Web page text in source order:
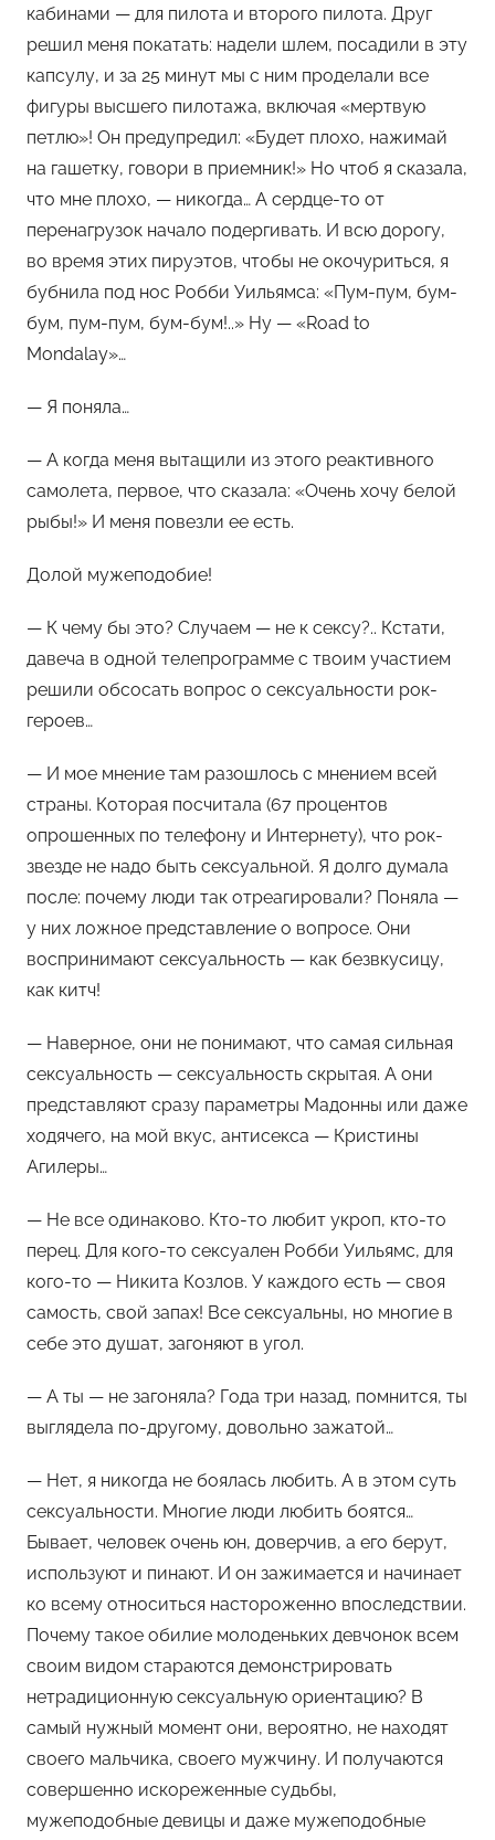
кабинами — для пилота и второго пилота. Друг
решил меня покатать: надели шлем, посадили в эту
капсулу, и за 25 минут мы с ним проделали все
фигуры высшего пилотажа, включая «мертвую
петлю»! Он предупредил: «Будет плохо, нажимай
на гашетку, говори в приемник!» Но чтоб я сказала,
что мне плохо, — никогда… А сердце-то от
перенагрузок начало подергивать. И всю дорогу,
во время этих пируэтов, чтобы не окочуриться, я
бубнила под нос Робби Уильямса: «Пум-пум, бум-
бум, пум-пум, бум-бум!..» Ну — «Road to
Mondalay»…
— Я поняла…
— А когда меня вытащили из этого реактивного
самолета, первое, что сказала: «Очень хочу белой
рыбы!» И меня повезли ее есть.
Долой мужеподобие!
— К чему бы это? Случаем — не к сексу?.. Кстати,
давеча в одной телепрограмме с твоим участием
решили обсосать вопрос о сексуальности рок-
героев…
— И мое мнение там разошлось с мнением всей
страны. Которая посчитала (67 процентов
опрошенных по телефону и Интернету), что рок-
звезде не надо быть сексуальной. Я долго думала
после: почему люди так отреагировали? Поняла —
у них ложное представление о вопросе. Они
воспринимают сексуальность — как безвкусицу,
как китч!
— Наверное, они не понимают, что самая сильная
сексуальность — сексуальность скрытая. А они
представляют сразу параметры Мадонны или даже
ходячего, на мой вкус, антисекса — Кристины
Агилеры…
— Не все одинаково. Кто-то любит укроп, кто-то
перец. Для кого-то сексуален Робби Уильямс, для
кого-то — Никита Козлов. У каждого есть — своя
самость, свой запах! Все сексуальны, но многие в
себе это душат, загоняют в угол.
— А ты — не загоняла? Года три назад, помнится, ты
выглядела по-другому, довольно зажатой…
— Нет, я никогда не боялась любить. А в этом суть
сексуальности. Многие люди любить боятся…
Бывает, человек очень юн, доверчив, а его берут,
используют и пинают. И он зажимается и начинает
ко всему относиться настороженно впоследствии.
Почему такое обилие молоденьких девчонок всем
своим видом стараются демонстрировать
нетрадиционную сексуальную ориентацию? В
самый нужный момент они, вероятно, не находят
своего мальчика, своего мужчину. И получаются
совершенно искореженные судьбы,
мужеподобные девицы и даже мужеподобные